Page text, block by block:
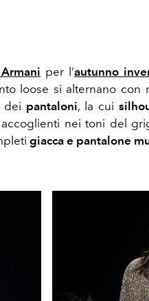
per l’autunno
loose si alternano con
dei pantaloni, la cui
accoglienti nei toni del
giacca e pantalone